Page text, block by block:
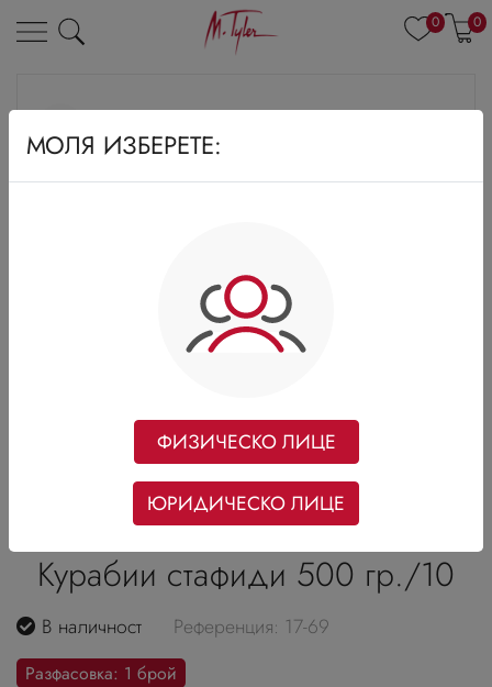
0 0
Курабии стафиди 500 гр./10
В наличност Референция: 17-69
Разфасовка: 1 брой
МОЛЯ ИЗБЕРЕТЕ:
ФИЗИЧЕСКО ЛИЦЕ
ЮРИДИЧЕСКО ЛИЦЕ